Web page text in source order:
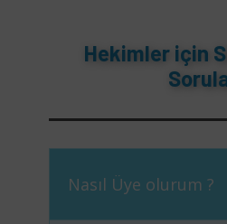
Hekimler için
Nasıl Üye olurum ?